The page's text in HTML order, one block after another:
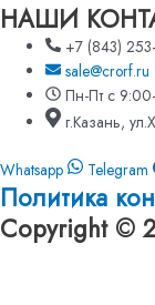
НАШИ
+7 (843)
sale@crorf.ru
Пн-Пт с
г.Казань,
Whatsapp Telegram
Политика
Copyright ©